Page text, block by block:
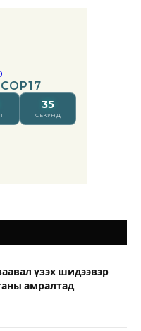
үзэх шидээвэр
амралтад